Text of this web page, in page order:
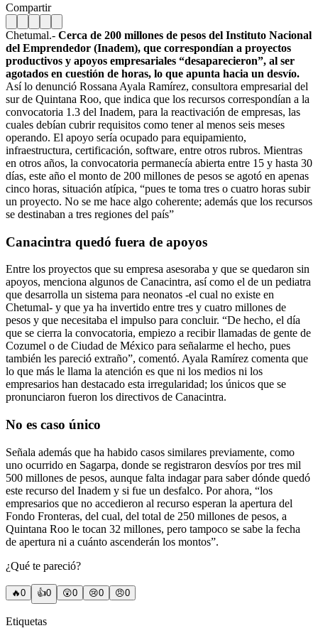
Compartir
Chetumal.- Cerca de 200 millones de pesos del Instituto Nacional
del Emprendedor (Inadem), que correspondían a proyectos
productivos y apoyos empresariales “desaparecieron”, al ser
agotados en cuestión de horas, lo que apunta hacia un desvío.
Así lo denunció Rossana Ayala Ramírez, consultora empresarial del
sur de Quintana Roo, que indica que los recursos correspondían a la
convocatoria 1.3 del Inadem, para la reactivación de empresas, las
cuales debían cubrir requisitos como tener al menos seis meses
operando. El apoyo sería ocupado para equipamiento,
infraestructura, certificación, software, entre otros rubros. Mientras
en otros años, la convocatoria permanecía abierta entre 15 y hasta 30
días, este año el monto de 200 millones de pesos se agotó en apenas
cinco horas, situación atípica, “pues te toma tres o cuatro horas subir
un proyecto. No se me hace algo coherente; además que los recursos
se destinaban a tres regiones del país”
Canacintra quedó fuera de apoyos
Entre los proyectos que su empresa asesoraba y que se quedaron sin
apoyos, menciona algunos de Canacintra, así como el de un pediatra
que desarrolla un sistema para neonatos -el cual no existe en
Chetumal- y que ya ha invertido entre tres y cuatro millones de
pesos y que necesitaba el impulso para concluir. “De hecho, el día
que se cierra la convocatoria, empiezo a recibir llamadas de gente de
Cozumel o de Ciudad de México para señalarme el hecho, pues
también les pareció extraño”, comentó. Ayala Ramírez comenta que
lo que más le llama la atención es que ni los medios ni los
empresarios han destacado esta irregularidad; los únicos que se
pronunciaron fueron los directivos de Canacintra.
No es caso único
Señala además que ha habido casos similares previamente, como
uno ocurrido en Sagarpa, donde se registraron desvíos por tres mil
500 millones de pesos, aunque falta indagar para saber dónde quedó
este recurso del Inadem y si fue un desfalco. Por ahora, “los
empresarios que no accedieron al recurso esperan la apertura del
Fondo Fronteras, del cual, del total de 250 millones de pesos, a
Quintana Roo le tocan 32 millones, pero tampoco se sabe la fecha
de apertura ni a cuánto ascenderán los montos”.
¿Qué te pareció?
🔥0 👍0 😲0 😢0 😠0
Etiquetas